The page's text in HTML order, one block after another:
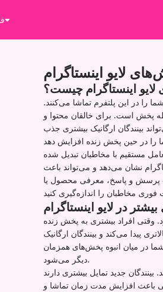
لایو اینستاگرام
لایو اینستاگرام چیست؟
را در این پلتفرم تماشا می‌کنند.
پخش است. برای خالقان محتوا و
بینندگان ارگانیک بیشتری جذب
مستقیم با مخاطبان تبدیل شده
نشان می‌دهد و می‌تواند باعث
پرسش و پاسخ، معرفی محصول یا
در لایو اینستاگرام
وقتی افراد بیشتری به پخش زنده
پیدا می‌کند و بینندگان ارگانیک
در میان انبوه پخش‌های همزمان
دیگر می‌شود.
بینندگان جدید تمایل بیشتری دارند
باعث افزایش مدت زمان تماشا و